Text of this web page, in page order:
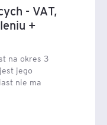
- VAT,
+
na okres 3
jego
nie ma